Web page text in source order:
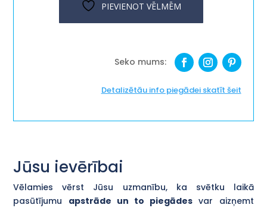
PIEVIENOT VĒLMĒM
Detalizētāu info piegādei skatīt šeit
Jūsu ievērībai
Vēlamies vērst Jūsu uzmanību, ka svētku laikā
pasūtījumu apstrāde un to piegādes var aizņemt